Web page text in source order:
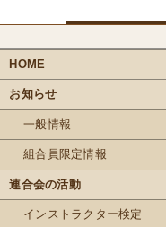
HOME
お知らせ
一般情報
組合員限定情報
連合会の活動
インストラクター検定